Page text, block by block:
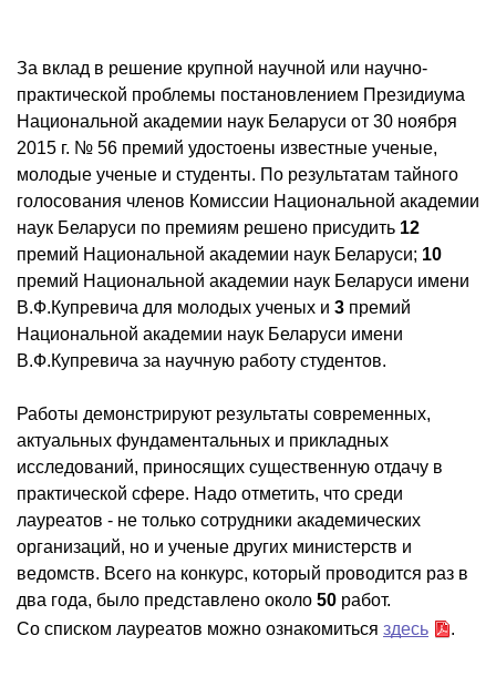
За вклад в решение крупной научной или научно-
практической проблемы постановлением Президиума
Национальной академии наук Беларуси от 30 ноября
2015 г. № 56 премий удостоены известные ученые,
молодые ученые и студенты. По результатам тайного
голосования членов Комиссии Национальной академии
наук Беларуси по премиям решено присудить 12
премий Национальной академии наук Беларуси; 10
премий Национальной академии наук Беларуси имени
В.Ф.Купревича для молодых ученых и 3 премий
Национальной академии наук Беларуси имени
В.Ф.Купревича за научную работу студентов.
Работы демонстрируют результаты современных,
актуальных фундаментальных и прикладных
исследований, приносящих существенную отдачу в
практической сфере. Надо отметить, что среди
лауреатов - не только сотрудники академических
организаций, но и ученые других министерств и
ведомств. Всего на конкурс, который проводится раз в
два года, было представлено около 50 работ.
Со списком лауреатов можно ознакомиться здесь .